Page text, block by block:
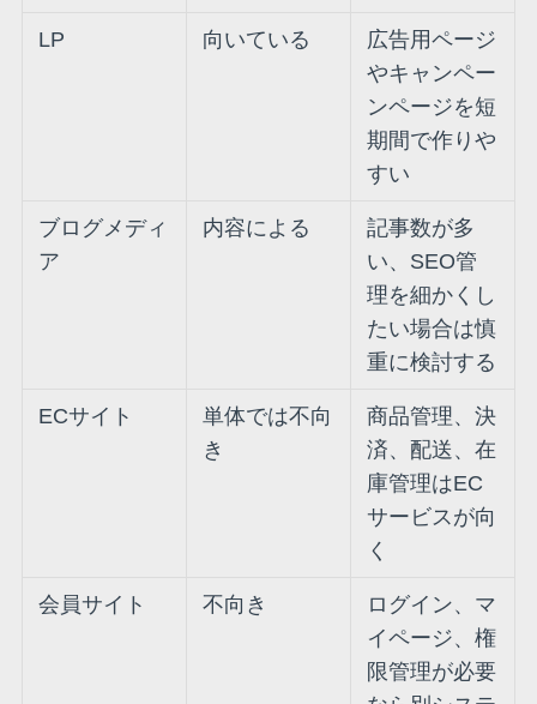
LP 向いている
広告用ページ
やキャンペー
ンページを短
期間で作りや
すい
ブログメディ
ア
内容による
記事数が多
い、SEO管
理を細かくし
たい場合は慎
重に検討する
ECサイト
単体では不向
き
商品管理、決
済、配送、在
庫管理はEC
サービスが向
く
会員サイト 不向き
ログイン、マ
イページ、権
限管理が必要